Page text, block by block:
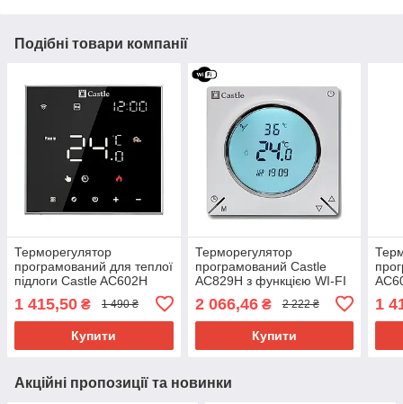
Подібні товари компанії
Терморегулятор
програмований для теплої
підлоги Castle AC602H
1 415,50 ₴ 1 490 ₴
Купити
Терморегулятор
програмований Castle
AC829H з функцією WI-FI
2 066,46₴ 2 222 ₴
Купити
1
Акційні пропозиції та новинки